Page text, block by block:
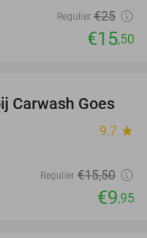
Regulier €25
€15,50
36%
Carwash Goes
9.7 star
Regulier €15,50
€9,95